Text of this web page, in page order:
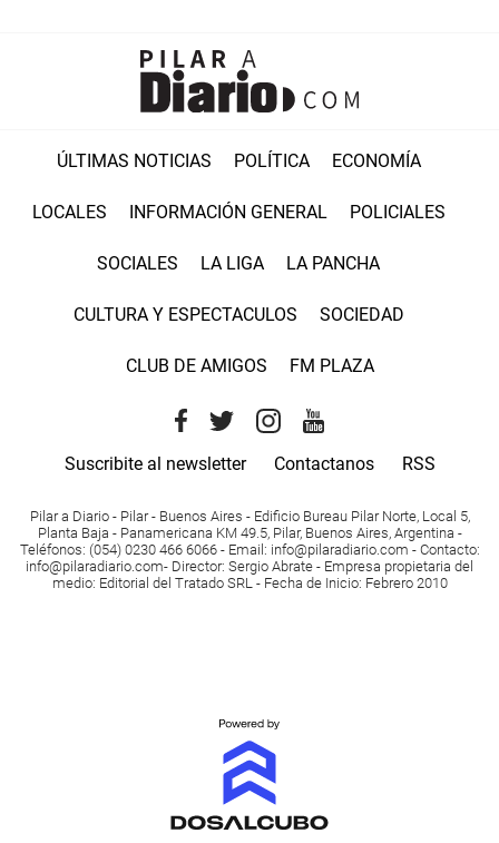
ÚLTIMAS NOTICIAS POLÍTICA ECONOMÍA
LOCALES INFORMACIÓN GENERAL POLICIALES
SOCIALES LA LIGA LA PANCHA
CULTURA Y ESPECTACULOS SOCIEDAD
CLUB DE AMIGOS FM PLAZA
Suscribite al newsletter Contactanos RSS
Pilar a Diario - Pilar - Buenos Aires - Edificio Bureau Pilar Norte, Local 5,
Planta Baja - Panamericana KM 49.5, Pilar, Buenos Aires, Argentina -
Teléfonos: (054) 0230 466 6066 - Email : info@pilaradiario.com - Contacto:
info@pilaradiario.com- Director: Sergio Abrate - Empresa propietaria del
medio: Editorial del Tratado SRL - Fecha de Inicio: Febrero 2010